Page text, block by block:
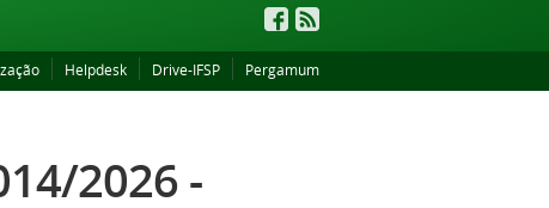
Helpdesk Drive-IFSP Pergamum
2026 -